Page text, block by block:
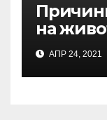
на
АПР 24, 2021